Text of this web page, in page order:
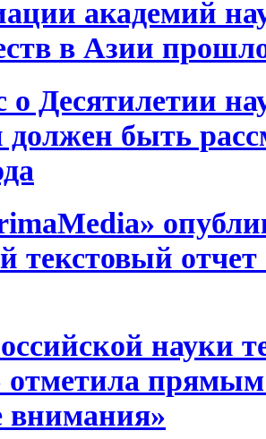
академий
в Азии
о Десятилетии
должен быть
текстовый отчет
науки
внимания»